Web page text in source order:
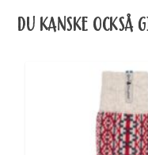
DU KANSKE OCKSÅ